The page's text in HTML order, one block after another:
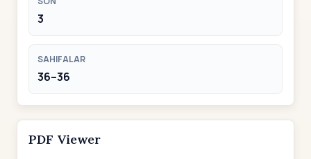
3
SAHIFALAR
36–36
PDF Viewer